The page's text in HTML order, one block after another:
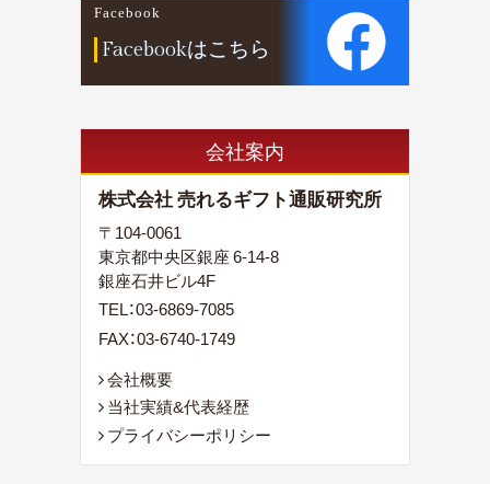
Facebook
Facebookはこちら
会社案内
株式会社 売れるギフト通販研究所
〒104-0061
東京都中央区銀座 6-14-8
銀座石井ビル4F
TEL：03-6869-7085
FAX：03-6740-1749
会社概要
当社実績&代表経歴
プライバシーポリシー